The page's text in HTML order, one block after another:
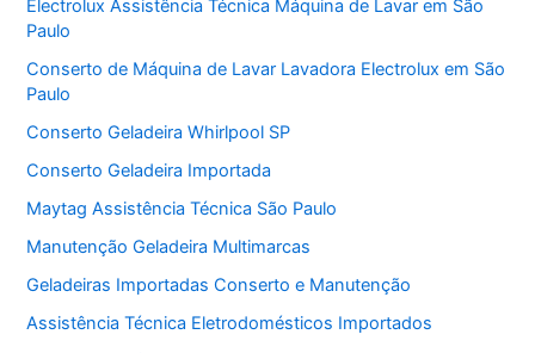
r
i
a
s
Electrolux Assistência Técnica Máquina de Lavar em São
Paulo
Conserto de Máquina de Lavar Lavadora Electrolux em São
Paulo
Conserto Geladeira Whirlpool SP
Conserto Geladeira Importada
Maytag Assistência Técnica São Paulo
Manutenção Geladeira Multimarcas
Geladeiras Importadas Conserto e Manutenção
Assistência Técnica Eletrodomésticos Importados